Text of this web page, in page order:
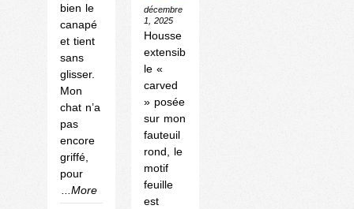
bien le
canapé
et tient
sans
glisser.
Mon
chat n’a
pas
encore
griffé,
pour
...More
décembre
1, 2025
Housse
extensib
le «
carved
» posée
sur mon
fauteuil
rond, le
motif
feuille
est